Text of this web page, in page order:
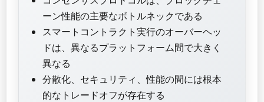
ーン性能の主要なボトルネックである
スマートコントラクト実行のオーバーヘッ
ドは、異なるプラットフォーム間で大きく
異なる
分散化、セキュリティ、性能の間には根本
的なトレードオフが存在する